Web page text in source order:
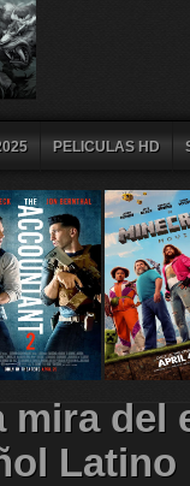
PELICULAS HD
mira del
Latino